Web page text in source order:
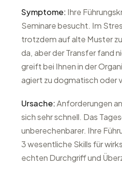
Symptome: Ihre
Seminare besucht. Im
trotzdem auf alte Muster
da, aber der Transfer fand
greift bei Ihnen in der
agiert zu dogmatisch oder
Ursache:Anforderungen
sich sehr schnell. Das
unberechenbarer. Ihre
3 wesentliche Skills für
echten Durchgriff und